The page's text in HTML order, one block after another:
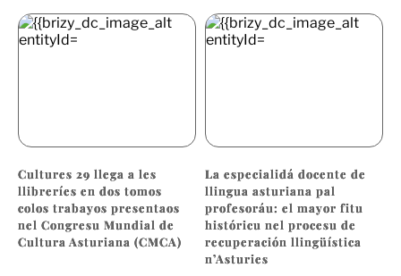
Cultures 29 llega a les
llibreríes en dos tomos
colos trabayos presentaos
nel Congresu Mundial de
Cultura Asturiana (CMCA)
La especialidá docente de
llingua asturiana pal
profesoráu: el mayor fitu
históricu nel procesu de
recuperación llingüística
n’Asturies